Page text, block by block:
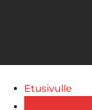
Etusivulle